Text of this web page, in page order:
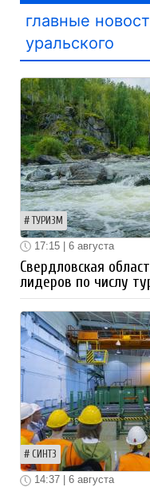
главные
уральского
ТУРИЗМ
17:15 | 6 августа
Свердловская
лидеров по числу
СИНТЗ
14:37 | 6 августа